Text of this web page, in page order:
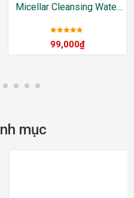
Micellar Cleansing Water
Skin
hạng5sao
99,000₫
mục